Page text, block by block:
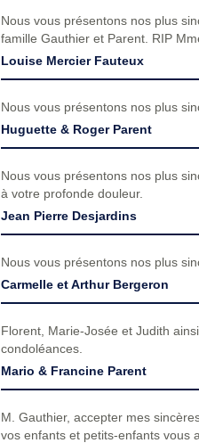
Nous vous présentons nos plus
famille Gauthier et Parent. RIP
Louise Mercier Fauteux
Nous vous présentons nos plus
Huguette & Roger Parent
Nous vous présentons nos plus
à votre profonde douleur.
Jean Pierre Desjardins
Nous vous présentons nos plus
Carmelle et Arthur Bergeron
Florent, Marie-Josée et Judith
condoléances.
Mario & Francine Parent
M. Gauthier, accepter mes
vos enfants et petits-enfants vous